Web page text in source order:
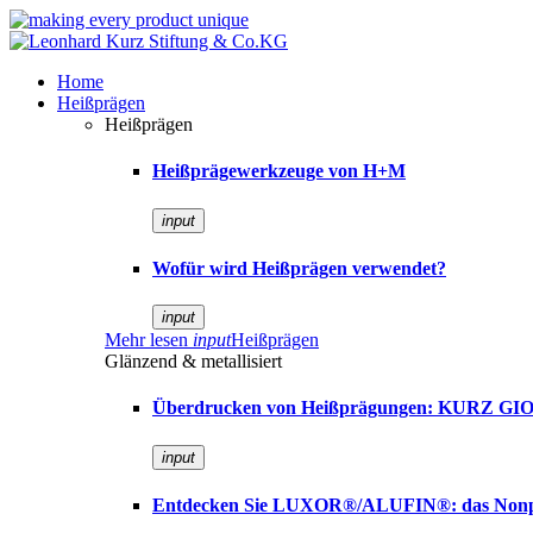
Home
Heißprägen
Heißprägen
Heißprägewerkzeuge von H+M
input
Wofür wird Heißprägen verwendet?
input
Mehr lesen inputHeißprägen
Glänzend & metallisiert
Überdrucken von Heißprägungen: KURZ GIO
input
Entdecken Sie LUXOR®/ALUFIN®: das